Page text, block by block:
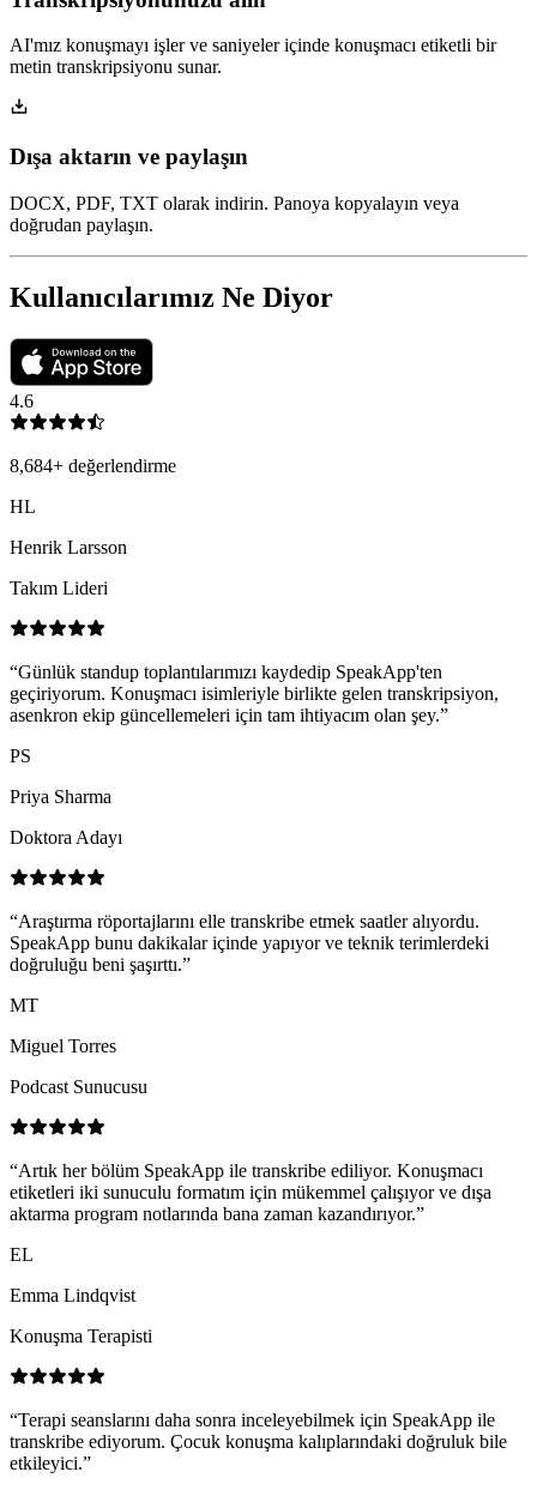
AI'mız konuşmayı işler ve saniyeler içinde konuşmacı etiketli bir
metin transkripsiyonu sunar.
Dışa aktarın ve paylaşın
DOCX, PDF, TXT olarak indirin. Panoya kopyalayın veya
doğrudan paylaşın.
Kullanıcılarımız Ne Diyor
4.6
8,684+ değerlendirme
HL
Henrik Larsson
Takım Lideri
“Günlük standup toplantılarımızı kaydedip SpeakApp'ten
geçiriyorum. Konuşmacı isimleriyle birlikte gelen transkripsiyon,
asenkron ekip güncellemeleri için tam ihtiyacım olan şey.”
PS
Priya Sharma
Doktora Adayı
“Araştırma röportajlarını elle transkribe etmek saatler alıyordu.
SpeakApp bunu dakikalar içinde yapıyor ve teknik terimlerdeki
doğruluğu beni şaşırttı.”
MT
Miguel Torres
Podcast Sunucusu
“Artık her bölüm SpeakApp ile transkribe ediliyor. Konuşmacı
etiketleri iki sunuculu formatım için mükemmel çalışıyor ve dışa
aktarma program notlarında bana zaman kazandırıyor.”
EL
Emma Lindqvist
Konuşma Terapisti
“Terapi seanslarını daha sonra inceleyebilmek için SpeakApp ile
transkribe ediyorum. Çocuk konuşma kalıplarındaki doğruluk bile
etkileyici.”